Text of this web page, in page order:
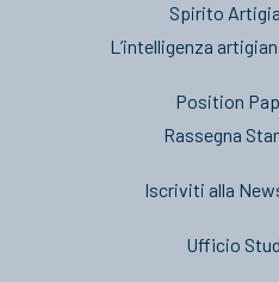
Spirito
L’intelligenza
Position
Rassegna
Iscriviti alla
Ufficio